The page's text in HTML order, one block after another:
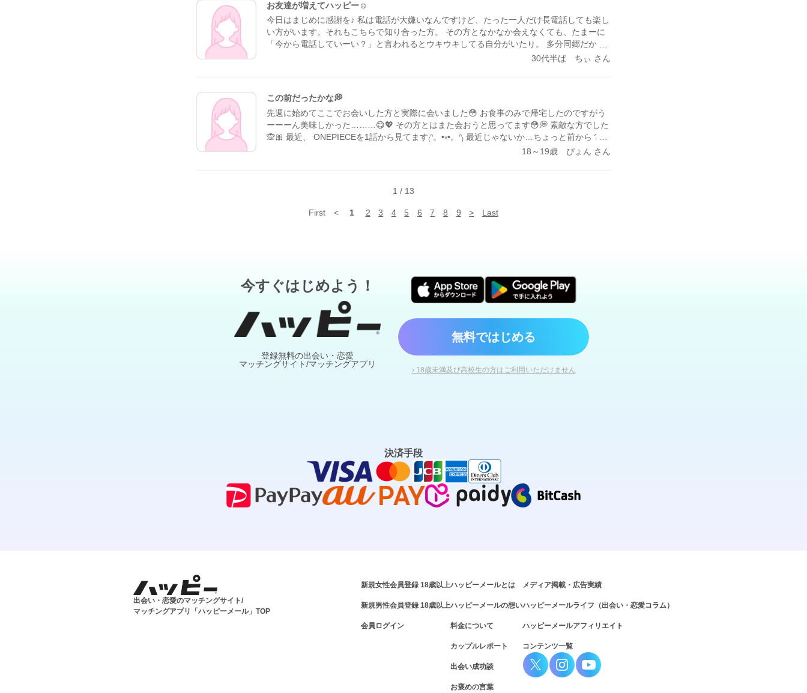
く会えるではと思います。 私は障害者だけど、普通の男ですよ。 それを差別するのは嫌い
かな😊 まぁ、苦手な人もいるでしょうけどね。 いつも日記見ていただいてありがとうござ
います。 (b｀>▽<´)-bイエーイ☆゛ アディオス!!( -`ω-)b💕
イコロがゾロ目がでたら景品
お友達が増えてハッピー☺️
今日はまじめに感謝を♪ 私は電話が大嫌いなんですけど、たった一人だけ長電話しても楽し
い方がいます。それもこちらで知り合った方。 その方となかなか会えなくても、たまーに
「今から電話していーい？」と言われるとウキウキしてる自分がいたり。 多分同郷だから
落ち着くんでしょうね。 会話のキャッチボールが本当に楽しい。 色々な職業の方とここで
ます。 仲良くして下さってる皆様からは仕事の話や楽しい話が出来てすごく勉強になる。
これからもどうぞ仲良くしてやってくださいな☺️
30代半ば ちぃ さん
この前だったかな💭
先週に始めてここでお会いした方と実際に会いました😳 お食事のみで帰宅したのですがう
ーーーん美味しかった………😋💖 その方とはまた会おうと思ってます😳💭 素敵な方でした
🙊🎀 最近、 ONEPIECEを1話から見てます₍ᐢ。•༝•。ᐢ₎ 最近じゃないか…ちょっと前から？で
すね笑 昨日エースが亡くなってしまう回を見て幼少期の回想を見て……ボロ泣きです😢笑
18～19歳 ぴょん さん
1 / 13
First < 1 2 3 4 5 6 7 8 9 > Last
今すぐはじめよう！
登録無料の出会い・恋愛
マッチングサイト/マッチングアプリ
無料ではじめる
› 18歳未満及び高校生の方はご利用いただけません
決済手段
出会い・恋愛のマッチングサイト/
マッチングアプリ「ハッピーメール」TOP
新規女性会員登録 18歳以上
新規男性会員登録 18歳以上
会員ログイン
ハッピーメールとは
ハッピーメールの想い
料金について
カップルレポート
出会い成功談
お褒めの言葉
メディア掲載・広告実績
ハッピーメールライフ（出会い・恋愛コラム）
ハッピーメールアフィリエイト
コンテンツ一覧